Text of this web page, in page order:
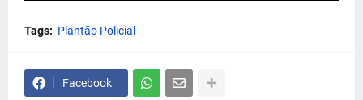
Tags: Plantão Policial
Facebook